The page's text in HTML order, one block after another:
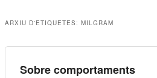
ARXIU D'ETIQUETES: MILGRAM
Sobre comportaments